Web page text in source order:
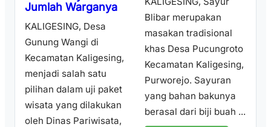
Jumlah Warganya
KALIGESING, Desa
Gunung Wangi di
Kecamatan Kaligesing,
menjadi salah satu
pilihan dalam uji paket
wisata yang dilakukan
oleh Dinas Pariwisata,
Blibar merupakan
masakan tradisional
khas Desa Pucungroto
Kecamatan Kaligesing,
Purworejo. Sayuran
yang bahan bakunya
berasal dari biji buah ...